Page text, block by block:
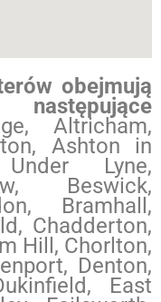
obejmują
Altricham,
Ashton in
Lyne,
Beswick,
Bramhall,
Chadderton,
Hill, Chorlton,
Denton,
East